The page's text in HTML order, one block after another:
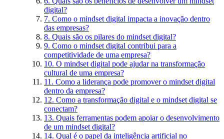
digital?
7. Como o mindset digital impacta a inovação dentro
das empresas?
8. Quais são os pilares do mindset digital?
9. Como o mindset digital contribui para a
competitividade de uma empresa?
10. O mindset digital pode ajudar na transformação
cultural de uma empresa?
11. Como a liderança pode promover o mindset digital
dentro da empresa?
12. Como a transformação digital e o mindset digital se
conectam?
13. Quais ferramentas podem apoiar o desenvolvimento
de um mindset digital?
14. Qual é o papel da inteligência artificial no